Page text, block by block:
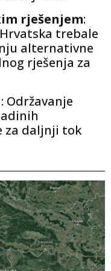
rješenjem:
trebale
alternativne
rješenja za
: Održavanje
za daljnji tok